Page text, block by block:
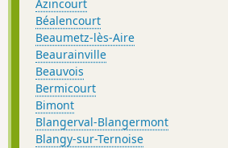
Azincourt
Béalencourt
Beaumetz-lès-Aire
Beaurainville
Beauvois
Bermicourt
Bimont
Blangerval-Blangermont
Blangy-sur-Ternoise